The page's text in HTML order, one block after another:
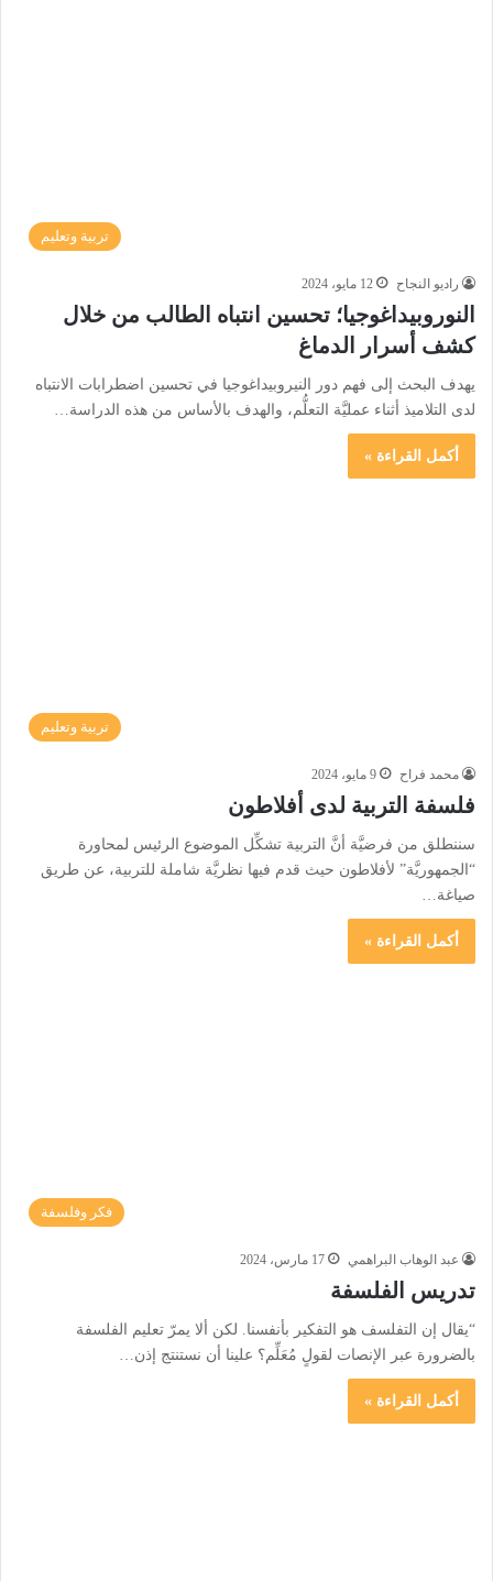
تربية وتعليم
راديو النجاح 12 مايو، 2024
النوروبيداغوجيا؛ تحسين انتباه الطالب من خلال
كشف أسرار الدماغ
يهدف البحث إلى فهم دور النيروبيداغوجيا في تحسين اضطرابات الانتباه
لدى التلاميذ أثناء عمليَّة التعلُّم، والهدف بالأساس من هذه الدراسة…
أكمل القراءة »
تربية وتعليم
محمد فراح 9 مايو، 2024
فلسفة التربية لدى أفلاطون
سننطلق من فرضيَّة أنَّ التربية تشكِّل الموضوع الرئيس لمحاورة
“الجمهوريَّة” لأفلاطون حيث قدم فيها نظريَّة شاملة للتربية، عن طريق
صياغة…
أكمل القراءة »
فكر وفلسفة
عبد الوهاب البراهمي 17 مارس، 2024
تدريس الفلسفة
“يقال إن التفلسف هو التفكير بأنفسنا. لكن ألا يمرّ تعليم الفلسفة
بالضرورة عبر الإنصات لقولٍ مُعَلِّم؟ علينا أن نستنتج إذن…
أكمل القراءة »